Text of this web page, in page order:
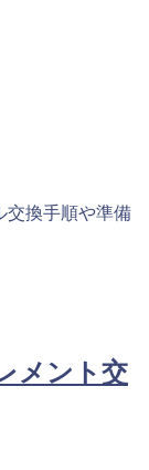
交換手順や準備
メント交